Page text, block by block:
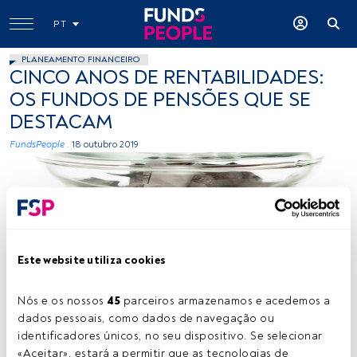
Este website utiliza cookies
Nós e os nossos 45 parceiros armazenamos e acedemos a
dados pessoais, como dados de navegação ou
identificadores únicos, no seu dispositivo. Se selecionar
«Aceitar», estará a permitir que as tecnologias de
PT
PLANEAMENTO FINANCEIRO
CINCO ANOS DE RENTABILIDADES:
OS FUNDOS DE PENSÕES QUE SE
DESTACAM
FundsPeople . 18 outubro 2019
Tempo de leitura:1 min.